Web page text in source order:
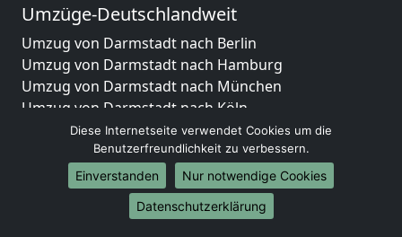
Umzüge-Deutschlandweit
Umzug von Darmstadt nach Berlin
Umzug von Darmstadt nach Hamburg
Umzug von Darmstadt nach München
Umzug von Darmstadt nach Köln
Umzug von Darmstadt nach Frankfurt am Main
Umzug von Darmstadt nach Stuttgart
Umzug von Darmstadt nach Düsseldorf
Umzug von Darmstadt nach Leipzig
Umzug von Darmstadt nach Dortmund
Diese Internetseite verwendet Cookies um die
Benutzerfreundlichkeit zu verbessern.
Einverstanden
Nur notwendige Cookies
Datenschutzerklärung